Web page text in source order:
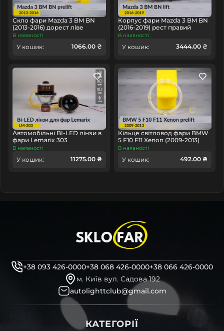
Скло фари Mazda 3 BM BN
(2013-2016) дорест ліве
В наявності
У кошик: 1066.00 ₴
Корпус фари Mazda 3 BM BN
(2016-2019) рест правий
В наявності
У кошик: 3444.00 ₴
Автомобільні BI-LED лінзи в
фари Lemarix 303
В наявності
У кошик: 11275.00 ₴
Кільце світловод фари BMW
5 F10 F11 Xenon (2009-2013)
дорест мале внутрішнє angel
В наявності
У кошик: 492.00 ₴
+38 093 426-0000+38 068 426-0000+38 066 426-0000
м. Київ вул. Садова 192
autolighttclub@gmail.com
КАТЕГОРІЇ